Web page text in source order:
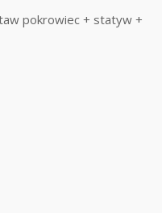
pokrowiec + statyw +